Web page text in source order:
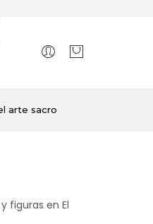
arte sacro
figuras en El